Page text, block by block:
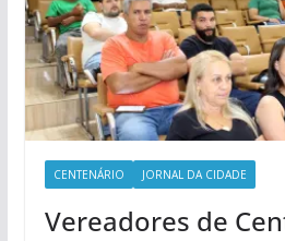
CENTENÁRIO JORNAL DA CIDADE
Vereadores de